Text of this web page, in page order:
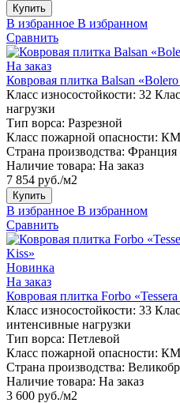
Купить
В избранное В избранном
Сравнить
На заказ
Ковровая плитка Balsan
Класс износостойкости: 32
нагрузки
Тип ворса: Разрезной
Класс пожарной опасности:
Страна производства: Франция
Наличие товара: На заказ
7 854 руб./м2
Купить
В избранное В избранном
Сравнить
Новинка
На заказ
Ковровая плитка Forbo
Класс износостойкости: 33
интенсивные нагрузки
Тип ворса: Петлевой
Класс пожарной опасности:
Страна производства:
Наличие товара: На заказ
3 600 руб./м2